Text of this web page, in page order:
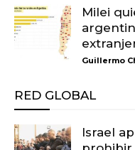
Milei
Guillermo
RED GLOBAL
Israel